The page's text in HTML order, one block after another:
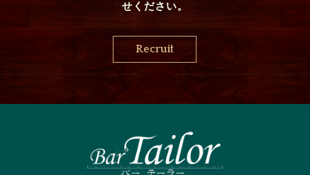
せください。
Recruit